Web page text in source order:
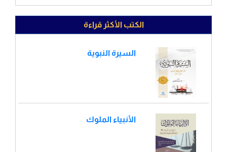
الكتب الأكثر قراءة
السيرة النبوية
الأنبياء الملوك